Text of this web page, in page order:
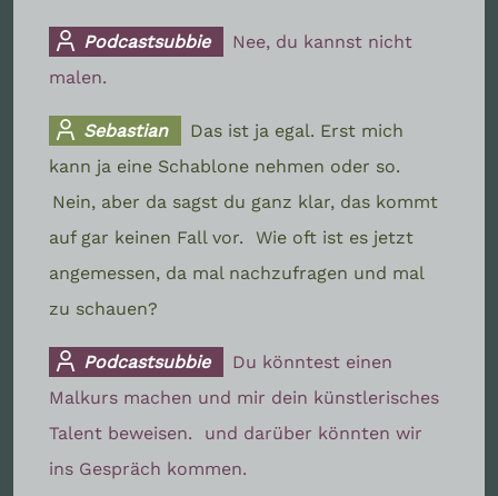
Podcastsubbie
Nee, du kannst nicht
malen.
Sebastian
Das ist ja egal. Erst mich
kann ja eine Schablone nehmen oder so.
Nein, aber da sagst du ganz klar, das kommt
auf gar keinen Fall vor.
Wie oft ist es jetzt
angemessen, da mal nachzufragen und mal
zu schauen?
Podcastsubbie
Du könntest einen
Malkurs machen und mir dein künstlerisches
Talent beweisen.
und darüber könnten wir
ins Gespräch kommen.